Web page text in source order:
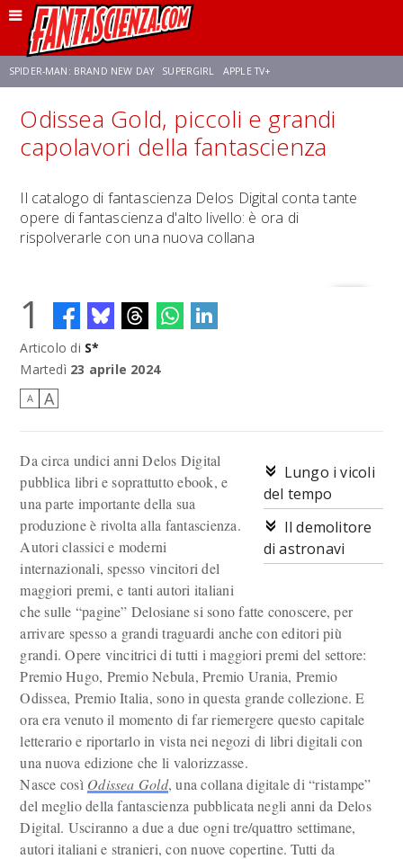
SPIDER-MAN: BRAND NEW DAY SUPERGIRL APPLE TV+
FRANCO RICCIARDIELLO ZENDAYA STAR TREK AVENGERS: DOOMSDAY
Odissea Gold, piccoli e grandi
capolavori della fantascienza
Il catalogo di fantascienza Delos Digital conta tante
opere di fantascienza d'alto livello: è ora di
rispolverarle con una nuova collana
1
Articolo di S*
Martedì 23 aprile 2024
A A
Lungo i vicoli
del tempo
Il demolitore
di astronavi
Da circa undici anni Delos Digital
pubblica libri e soprattutto ebook, e
una parte importante della sua
produzione è rivolta alla fantascienza.
Autori classici e moderni
internazionali, spesso vincitori del
maggiori premi, e tanti autori italiani
che sulle “pagine” Delosiane si sono fatte conoscere, per
arrivare spesso a grandi traguardi anche con editori più
grandi. Opere vincitrici di tutti i maggiori premi del settore:
Premio Hugo, Premio Nebula, Premio Urania, Premio
Odissea, Premio Italia, sono in questa grande collezione. E
ora era venuto il momento di far riemergere questo capitale
letterario e riportarlo in vista nei negozi di libri digitali con
una nuova edizione che li valorizzasse.
Nasce così Odissea Gold, una collana digitale di “ristampe”
del meglio della fantascienza pubblicata negli anni da Delos
Digital. Usciranno a due a due ogni tre/quattro settimane,
autori italiani e stranieri, con nuove copertine. Tutti da